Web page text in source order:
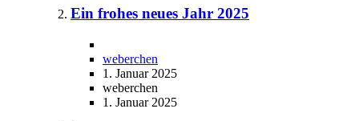
Ein frohes neues Jahr 2025
weberchen
1. Januar 2025
weberchen
1. Januar 2025